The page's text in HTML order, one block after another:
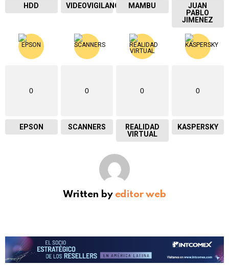
HDD VIDEOVIGILANCIA MAMBU
JUAN
PABLO
JIMENEZ
0
EPSON
0
SCANNERS
0
REALIDAD
VIRTUAL
0
KASPERSKY
Written by editor web